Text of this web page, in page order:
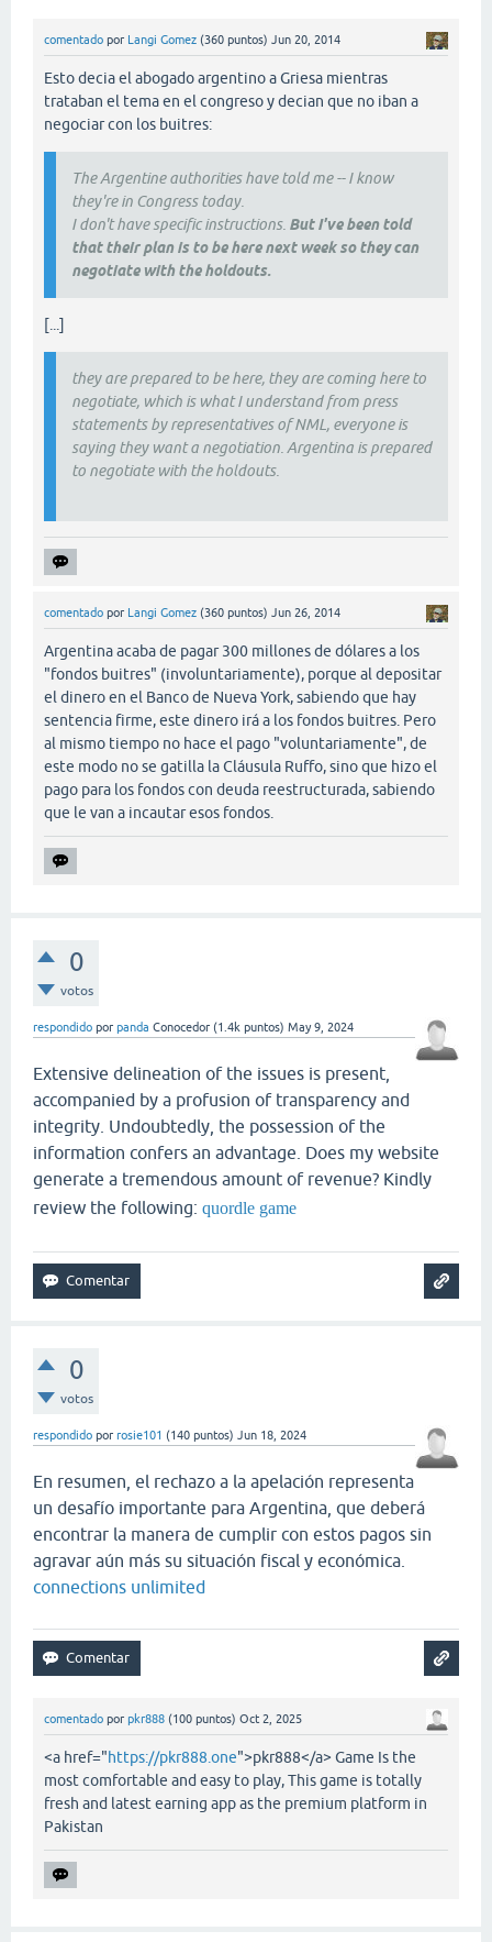
comentado por Langi Gomez (360 puntos) Jun 20, 2014
Esto decia el abogado argentino a Griesa mientras
trataban el tema en el congreso y decian que no iban a
negociar con los buitres:
The Argentine authorities have told me -- I know
they're in Congress today.
I don't have specific instructions. But I've been told
that their plan is to be here next week so they can
negotiate with the holdouts.
[...]
they are prepared to be here, they are coming here to
negotiate, which is what I understand from press
statements by representatives of NML, everyone is
saying they want a negotiation. Argentina is prepared
to negotiate with the holdouts.
comentado por Langi Gomez (360 puntos) Jun 26, 2014
Argentina acaba de pagar 300 millones de dólares a los
"fondos buitres" (involuntariamente), porque al depositar
el dinero en el Banco de Nueva York, sabiendo que hay
sentencia firme, este dinero irá a los fondos buitres. Pero
al mismo tiempo no hace el pago "voluntariamente", de
este modo no se gatilla la Cláusula Ruffo, sino que hizo el
pago para los fondos con deuda reestructurada, sabiendo
que le van a incautar esos fondos.
0
votos
respondido por panda Conocedor (1.4k puntos) May 9, 2024
Extensive delineation of the issues is present,
accompanied by a profusion of transparency and
integrity. Undoubtedly, the possession of the
information confers an advantage. Does my website
generate a tremendous amount of revenue? Kindly
review the following: quordle game
0
votos
respondido por rosie101 (140 puntos) Jun 18, 2024
En resumen, el rechazo a la apelación representa
un desafío importante para Argentina, que deberá
encontrar la manera de cumplir con estos pagos sin
agravar aún más su situación fiscal y económica.
connections unlimited
comentado por pkr888 (100 puntos) Oct 2, 2025
<a href="https://pkr888.one">pkr888</a> Game Is the
most comfortable and easy to play, This game is totally
fresh and latest earning app as the premium platform in
Pakistan